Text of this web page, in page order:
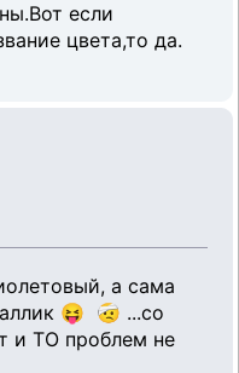
если
цвета,то да.
а сама
😝 🤕 ...со
и ТО проблем не